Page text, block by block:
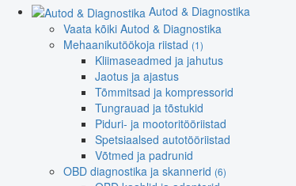
Autod & Diagnostika
Vaata kõiki Autod & Diagnostika
Mehaanikutöökoja riistad (1)
Kliimaseadmed ja jahutus
Jaotus ja ajastus
Tõmmitsad ja kompressorid
Tungrauad ja tõstukid
Piduri- ja mootoritööriistad
Spetsiaalsed autotööriistad
Võtmed ja padrunid
OBD diagnostika ja skannerid (6)